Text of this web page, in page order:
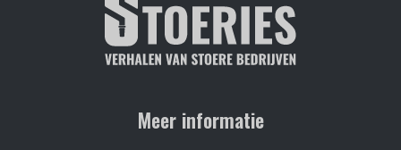
Meer informatie